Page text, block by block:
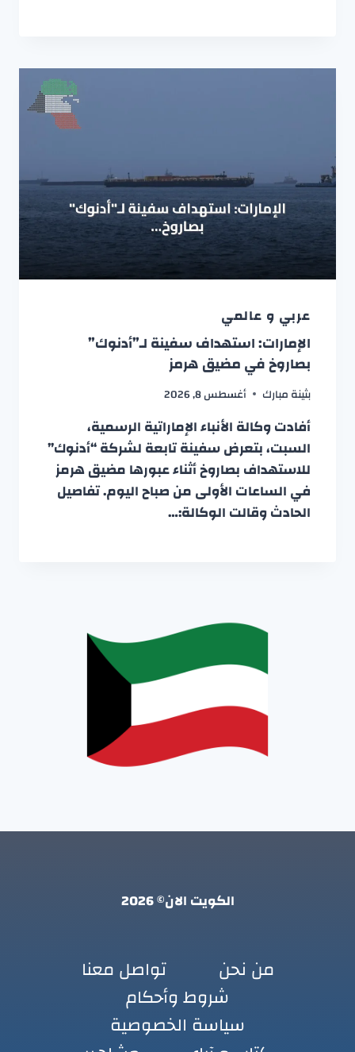
عربي و عالمي
الإمارات: استهداف سفينة لـ”أدنوك”
بصاروخ في مضيق هرمز
بثينة مبارك أغسطس 8, 2026
أفادت وكالة الأنباء الإماراتية الرسمية،
السبت، بتعرض سفينة تابعة لشركة “أدنوك”
للاستهداف بصاروخ أثناء عبورها مضيق هرمز
في الساعات الأولى من صباح اليوم. تفاصيل
الحادث وقالت الوكالة:…
الكويت الان© 2026
من نحن
تواصل معنا
شروط وأحكام
سياسة الخصوصية